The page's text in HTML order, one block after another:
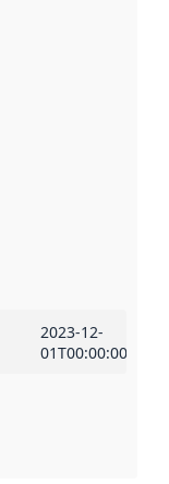
2023-12-
01T00:00:00Z
eller